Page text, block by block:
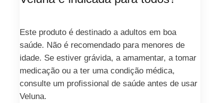
Este produto é destinado a adultos em boa
saúde. Não é recomendado para menores de
idade. Se estiver grávida, a amamentar, a tomar
medicação ou a ter uma condição médica,
consulte um profissional de saúde antes de usar
Veluna.